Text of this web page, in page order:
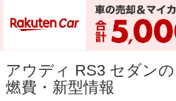
アウディ RS3 セダン
燃費・新型情報